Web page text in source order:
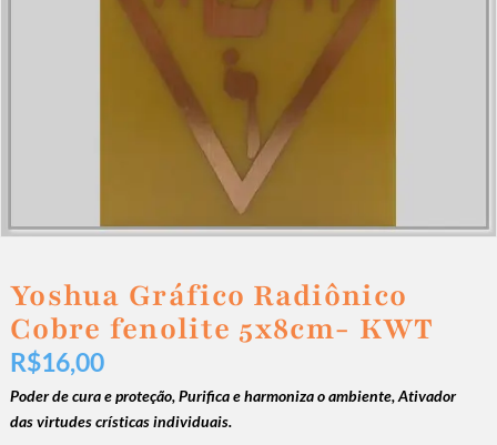
Yoshua Gráfico Radiônico
Cobre fenolite 5x8cm- KWT
R$16,00
Poder de cura e proteção,Purifica e harmoniza o ambiente,Ativador
das virtudes crísticas individuais.